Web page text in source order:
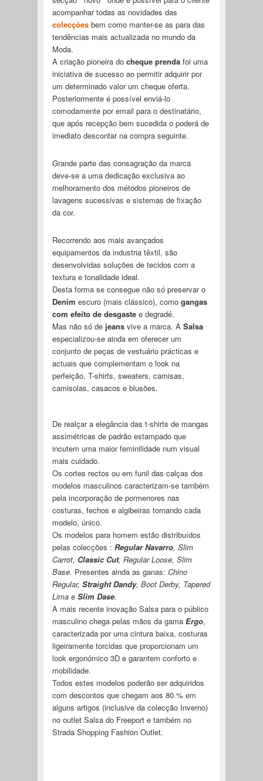
acompanhar todas as novidades das
colecçõesbem como manter-se as para das
tendências mais actualizada no mundo da
Moda.
A criação pioneira do cheque prendafoi uma
iniciativa de sucesso ao permitir adquirir por
um determinado valor um cheque oferta.
Posteriormente é possível enviá-lo
comodamente por email para o destinatário,
que após recepção bem sucedida o poderá de
imediato descontar na compra seguinte.
Grande parte das consagração da marca
deve-se a uma dedicação exclusiva ao
melhoramento dos métodos pioneiros de
lavagens sucessivas e sistemas de fixação
da cor.
Recorrendo aos mais avançados
equipamentos da industria têxtil, são
desenvolvidas soluções de tecidos com a
textura e tonalidade ideal.
Desta forma se consegue não só preservar o
Denim escuro (mais clássico), como gangas
com efeito de desgastee degradé.
Mas não só de jeansvive a marca. ASalsa
especializou-se ainda em oferecer um
conjunto de peças de vestuário prácticas e
actuais que complementam o look na
perfeição. T-shirts, sweaters, camisas,
camisolas, casacos e blusões.
De realçar a elegância das t-shirts de mangas
assimétricas de padrão estampado que
incutem uma maior feminilidade num visual
mais cuidado.
Os cortes rectos ou em funil das calças dos
modelos masculinos caracterizam-se também
pela incorporação de pormenores nas
costuras, fechos e algibeiras tornando cada
modelo, único.
Os modelos para homem estão distribuídos
pelas colecções : Regular Navarro, Slim
Carrot, Classic Cut, Regular Loose, Slim
Base. Presentes ainda as ganas: Chino
Regular, Straight Dandy, Boot Derby, Tapered
Lima e Slim Dase.
A mais recente inovação Salsa para o público
masculino chega pelas mãos da gama Ergo,
caracterizada por uma cintura baixa, costuras
ligeiramente torcidas que proporcionam um
look ergonómico 3D e garantem conforto e
mobilidade.
Todos estes modelos poderão ser adquiridos
com descontos que chegam aos 80 % em
alguns artigos (inclusive da colecção Inverno)
no outlet Salsa do Freeport e também no
Strada Shopping Fashion Outlet.